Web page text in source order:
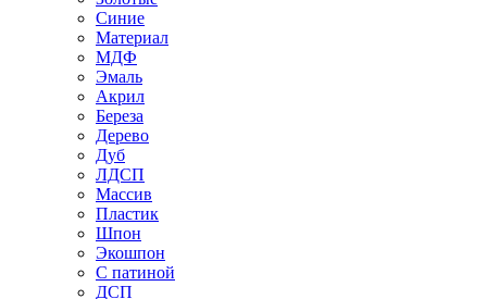
Синие
Материал
МДФ
Эмаль
Акрил
Береза
Дерево
Дуб
ЛДСП
Массив
Пластик
Шпон
Экошпон
С патиной
ДСП